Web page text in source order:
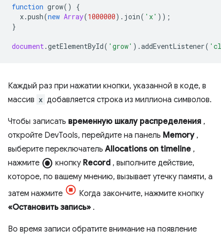
function grow()
{
x.push(new Array(1000000). join( 'x' ));
}
document.getElementById( 'grow' ).addEventListener(
Каждый раз при нажатии кнопки, указанной в коде, в
массив x добавляется строка из миллиона символов.
Чтобы записать временную шкалу распределения ,
откройте DevTools, перейдите на панель Memory,
выберите переключательAllocations on timeline ,
нажмите radio_button_checked кнопку Record , выполните действие,
которое, по вашему мнению, вызывает утечку памяти, а
затем нажмите
Когда закончите, нажмите кнопку
«Остановить запись» .
Во время записи обратите внимание на появление